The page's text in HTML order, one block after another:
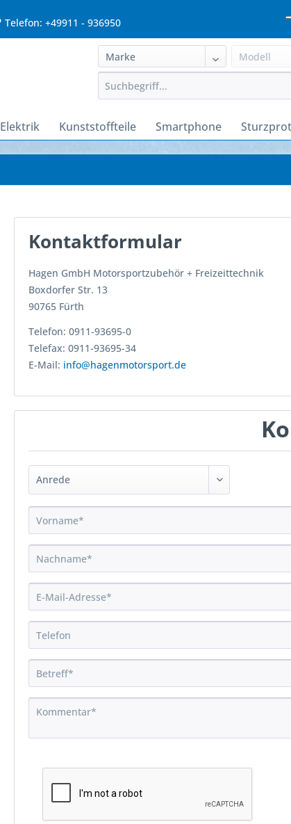
Telefon: +49911 - 936950
Elektrik Kunststoffteile Smartphone
Kontaktformular
Hagen GmbH Motorsportzubehör + Freizeittechnik
Boxdorfer Str. 13
90765 Fürth
Telefon: 0911-93695-0
Telefax: 0911-93695-34
E-Mail: info@hagenmotorsport.de